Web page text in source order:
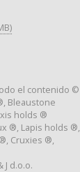
el contenido ©
Bleaustone
holds ®
®, Lapis holds ®,
Cruxies ®,
J d.o.o.